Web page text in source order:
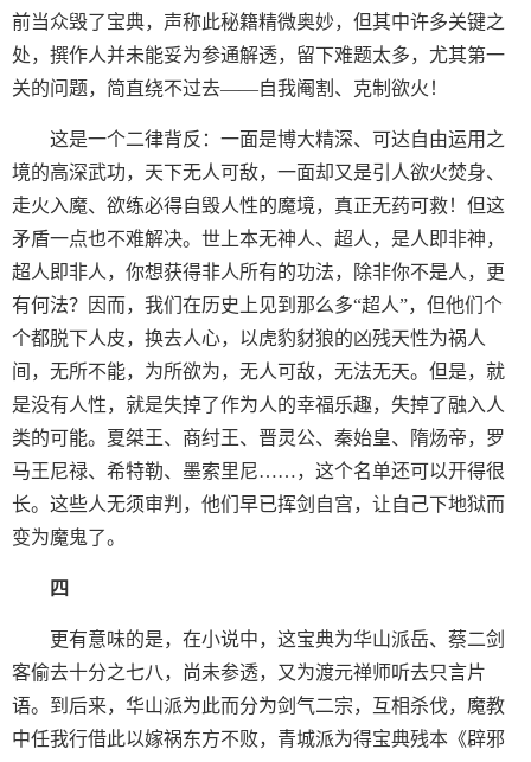
前当众毁了宝典，声称此秘籍精微奥妙，但其中许多关键之
处，撰作人并未能妥为参通解透，留下难题太多，尤其第一
关的问题，简直绕不过去——自我阉割、克制欲火！
这是一个二律背反：一面是博大精深、可达自由运用之
境的高深武功，天下无人可敌，一面却又是引人欲火焚身、
走火入魔、欲练必得自毁人性的魔境，真正无药可救！但这
矛盾一点也不难解决。世上本无神人、超人，是人即非神，
超人即非人，你想获得非人所有的功法，除非你不是人，更
有何法？因而，我们在历史上见到那么多“超人”，但他们个
个都脱下人皮，换去人心，以虎豹豺狼的凶残天性为祸人
间，无所不能，为所欲为，无人可敌，无法无天。但是，就
是没有人性，就是失掉了作为人的幸福乐趣，失掉了融入人
类的可能。夏桀王、商纣王、晋灵公、秦始皇、隋炀帝，罗
马王尼禄、希特勒、墨索里尼……，这个名单还可以开得很
长。这些人无须审判，他们早已挥剑自宫，让自己下地狱而
变为魔鬼了。
四
更有意味的是，在小说中，这宝典为华山派岳、蔡二剑
客偷去十分之七八，尚未参透，又为渡元禅师听去只言片
语。到后来，华山派为此而分为剑气二宗，互相杀伐，魔教
中任我行借此以嫁祸东方不败，青城派为得宝典残本《辟邪